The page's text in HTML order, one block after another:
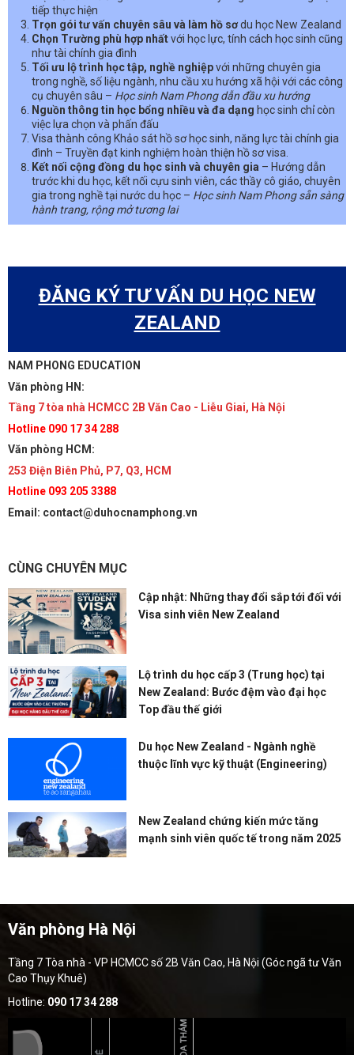
tiếp thực hiện
Trọn gói tư vấn chuyên sâu và làm hồ sơdu học New Zealand
Chọn Trường phù hợp nhấtvới học lực, tính cách học sinh cũng
như tài chính gia đình
Tối ưu lộ trình học tập, nghề nghiệpvới những chuyên gia
trong nghề, số liệu ngành, nhu cầu xu hướng xã hội với các công
cụ chuyên sâu – Học sinh Nam Phong dẫn đầu xu hướng
Nguồn thông tin học bổng nhiều và đa dạng học sinh chỉ còn
việc lựa chọn và phấn đấu
Visa thành công Khảo sát hồ sơ học sinh, năng lực tài chính gia
đình – Truyền đạt kinh nghiệm hoàn thiện hồ sơ visa.
Kết nối cộng đồng du học sinh và chuyên gia – Hướng dẫn
trước khi du học, kết nối cựu sinh viên, các thầy cô giáo, chuyên
gia trong nghề tại nước du học – Học sinh Nam Phong sẵn sàng
hành trang, rộng mở tương lai
ĐĂNG KÝ TƯ VẤN DU HỌC NEW
ZEALAND
NAM PHONG EDUCATION
Văn phòng HN:
Tầng 7 tòa nhà HCMCC 2B Văn Cao - Liễu Giai, Hà Nội
Hotline 090 17 34 288
Văn phòng HCM:
253 Điện Biên Phủ, P7, Q3, HCM
Hotline 093 205 3388
Email: contact@duhocnamphong.vn
CÙNG CHUYÊN MỤC
Cập nhật: Những thay đổi sắp tới đối với
Visa sinh viên New Zealand
Lộ trình du học cấp 3 (Trung học) tại
New Zealand: Bước đệm vào đại học
Top đầu thế giới
Du học New Zealand - Ngành nghề
thuộc lĩnh vực kỹ thuật (Engineering)
New Zealand chứng kiến mức tăng
mạnh sinh viên quốc tế trong năm 2025
Văn phòng Hà Nội
Tầng 7 Tòa nhà - VP HCMCC số 2B Văn Cao, Hà Nội (Góc ngã tư Văn
Cao Thụy Khuê)
Hotline: 090 17 34 288